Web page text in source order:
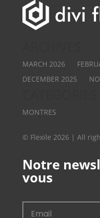
MARCH 2026
DECEMBER 2025
MONTRES
© Flexile 2026 | All
Notre
vous